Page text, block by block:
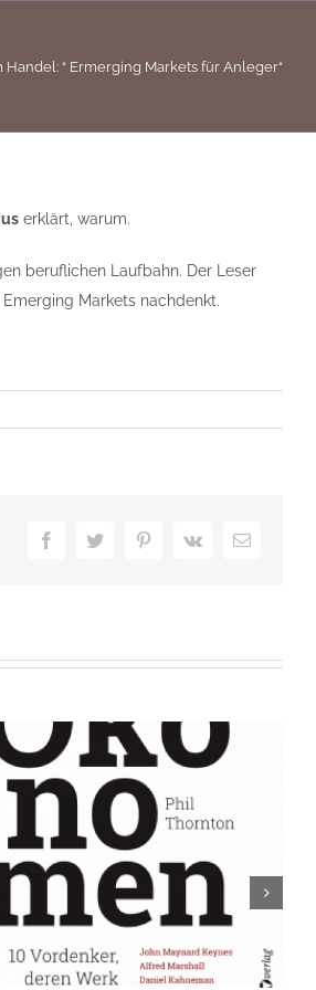
Handel: “ Ermerging Markets für Anleger“
erklärt, warum .
beruflichen Laufbahn. Der Leser
Markets nachdenkt.
FacebookTwitterPinterest
Vk
E-